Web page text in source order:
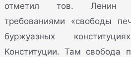
отметил тов. Ленин
требованиями «свободы
буржуазных
Конституции. Там свобода